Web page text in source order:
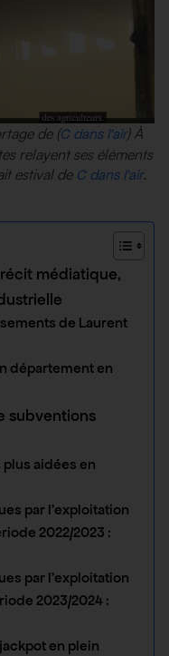
de (C dans l’air) À
relayent ses éléments
estival de C dans l’air.
médiatique,
de Laurent
département en
subventions
plus aidées en
par l’exploitation
2022/2023 :
par l’exploitation
2023/2024 :
en plein